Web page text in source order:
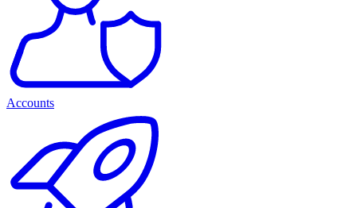
Accounts